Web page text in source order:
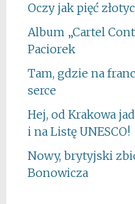
Oczy jak pięć
Album „Cartel
Paciorek
Tam, gdzie na
serce
Hej, od Krakowa
i na Listę UNESCO!
Nowy, brytyjski
Bonowicza